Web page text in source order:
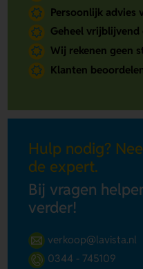
Persoonlijk advies
Geheel
Wij rekenen geen
Klanten
Hulp nodig?
de expert.
Bij vragen
verder!
verkoop@lavista.nl
0344 - 745109